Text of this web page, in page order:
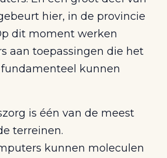
hier, in de provincie
dit moment werken
aan toepassingen die het
kunnen
is één van de meest
terreinen.
kunnen moleculen